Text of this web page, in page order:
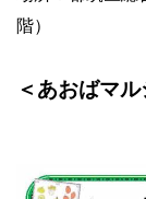
階）
＜あおばマル